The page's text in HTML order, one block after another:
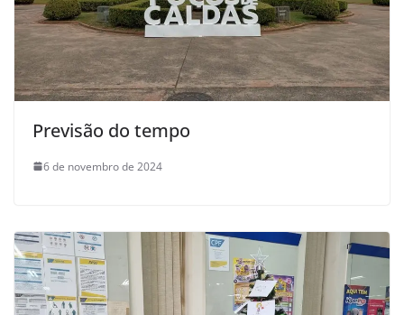
Previsão do tempo
6 de novembro de 2024